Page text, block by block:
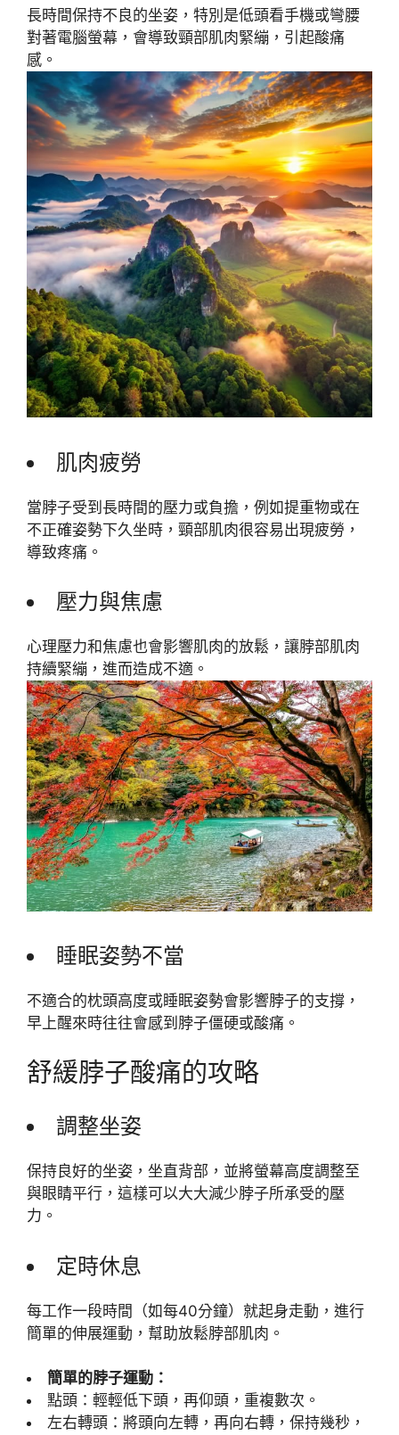
長時間保持不良的坐姿，特別是低頭看手機或彎腰
對著電腦螢幕，會導致頸部肌肉緊繃，引起酸痛
感。
肌肉疲勞
當脖子受到長時間的壓力或負擔，例如提重物或在
不正確姿勢下久坐時，頸部肌肉很容易出現疲勞，
導致疼痛。
壓力與焦慮
心理壓力和焦慮也會影響肌肉的放鬆，讓脖部肌肉
持續緊繃，進而造成不適。
睡眠姿勢不當
不適合的枕頭高度或睡眠姿勢會影響脖子的支撐，
早上醒來時往往會感到脖子僵硬或酸痛。
舒緩脖子酸痛的攻略
調整坐姿
保持良好的坐姿，坐直背部，並將螢幕高度調整至
與眼睛平行，這樣可以大大減少脖子所承受的壓
力。
定時休息
每工作一段時間（如每40分鐘）就起身走動，進行
簡單的伸展運動，幫助放鬆脖部肌肉。
簡單的脖子運動：
點頭：輕輕低下頭，再仰頭，重複數次。
左右轉頭：將頭向左轉，再向右轉，保持幾秒，